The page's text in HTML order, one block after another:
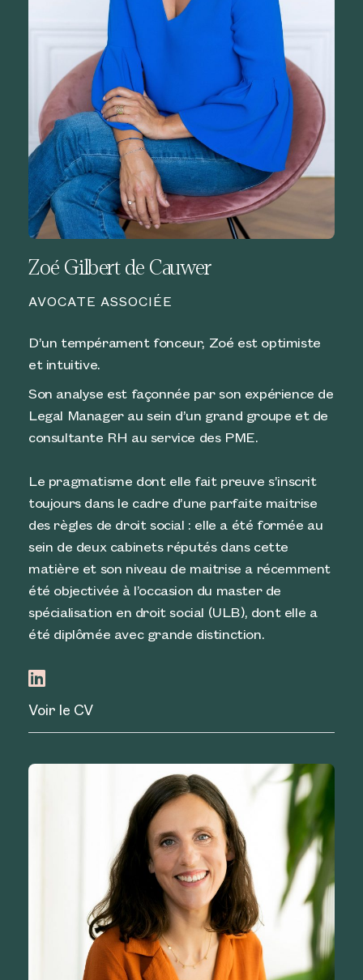
Zoé Gilbert de Cauwer
AVOCATE ASSOCIÉE
D’un tempérament fonceur, Zoé est optimiste
et intuitive.
Son analyse est façonnée par son expérience de
Legal Manager au sein d’un grand groupe et de
consultante RH au service des PME.
Le pragmatisme dont elle fait preuve s’inscrit
toujours dans le cadre d’une parfaite maitrise
des règles de droit social : elle a été formée au
sein de deux cabinets réputés dans cette
matière et son niveau de maitrise a récemment
été objectivée à l’occasion du master de
spécialisation en droit social (ULB), dont elle a
été diplômée avec grande distinction.
Voir le CV